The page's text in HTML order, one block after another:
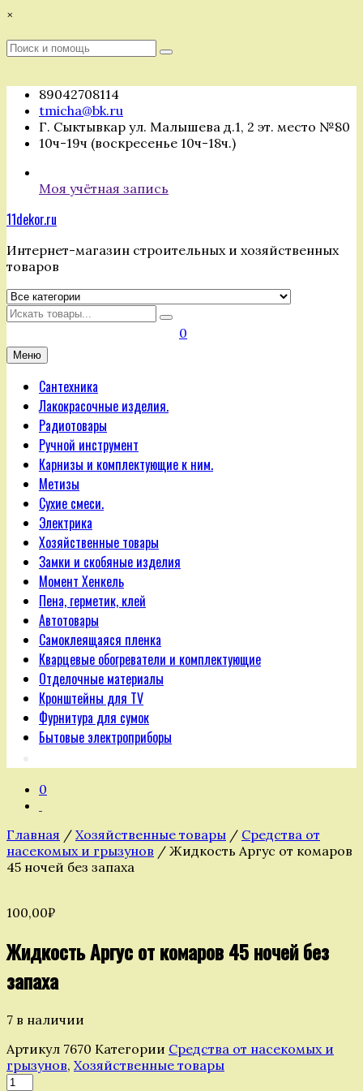
Перейти
содержимому
×
Поиск
Поиск
89042708114
tmicha@bk.ru
Г. Сыктывкар ул. Малышева д.1, 2 эт. место №80
10ч-19ч (воскресенье 10ч-18ч.)
Моя учётная запись
11dekor.ru
Интернет-магазин строительных и хозяйственных
товаров
Искать
0
Меню
Сантехника
Лакокрасочные изделия.
Радиотовары
Ручной инструмент
Карнизы и комплектующие к ним.
Метизы
Сухие смеси.
Электрика
Хозяйственные товары
Замки и скобяные изделия
Момент Хенкель
Пена, герметик, клей
Автотовары
Самоклеящаяся пленка
Кварцевые обогреватели и комплектующие
Отделочные материалы
Кронштейны для TV
Фурнитура для сумок
Бытовые электроприборы
0
Главная / Хозяйственные товары / Средства от
насекомых и грызунов / Жидкость Аргус от комаров
45 ночей без запаха
100,00₽
Жидкость Аргус от комаров 45 ночей без
запаха
7 в наличии
Артикул 7670 Категории Средства от насекомых и
грызунов, Хозяйственные товары
Количество